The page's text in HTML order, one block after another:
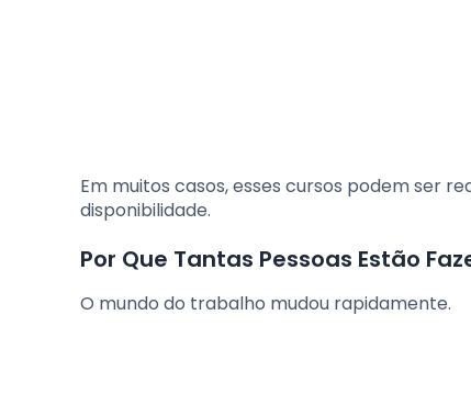
Em muitos casos, esses cursos podem ser
disponibilidade.
Por Que Tantas Pessoas Estão
O mundo do trabalho mudou rapidamente.